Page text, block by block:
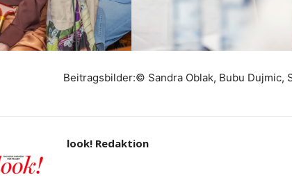
Beitragsbilder:© Sandra Oblak, Bubu Dujmic,
look! Redaktion